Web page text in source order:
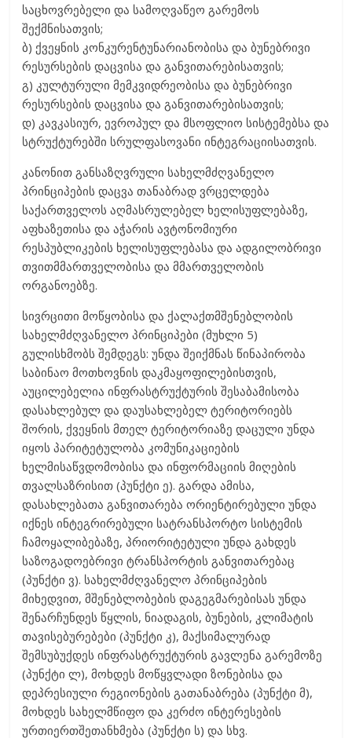
საცხოვრებელი და სამოღვაწეო გარემოს
შექმნისათვის;
ბ) ქვეყნის კონკურენტუნარიანობისა და ბუნებრივი
რესურსების დაცვისა და განვითარებისათვის;
გ) კულტურული მემკვიდრეობისა და ბუნებრივი
რესურსების დაცვისა და განვითარებისათვის;
დ) კავკასიურ, ევროპულ და მსოფლიო სისტემებსა და
სტრუქტურებში სრულფასოვანი ინტეგრაციისათვის.
კანონით განსაზღვრული სახელმძღვანელო
პრინციპების დაცვა თანაბრად ვრცელდება
საქართველოს აღმასრულებელ ხელისუფლებაზე,
აფხაზეთისა და აჭარის ავტონომიური
რესპუბლიკების ხელისუფლებასა და ადგილობრივი
თვითმმართველობისა და მმართველობის
ორგანოებზე.
სივრცითი მოწყობისა და ქალაქთმშენებლობის
სახელმძღვანელო პრინციპები (მუხლი 5)
გულისხმობს შემდეგს: უნდა შეიქმნას წინაპირობა
საბინაო მოთხოვნის დაკმაყოფილებისთვის,
აუცილებელია ინფრასტრუქტურის შესაბამისობა
დასახლებულ და დაუსახლებელ ტერიტორიებს
შორის, ქვეყნის მთელ ტერიტორიაზე დაცული უნდა
იყოს პარიტეტულობა კომუნიკაციების
ხელმისაწვდომობისა და ინფორმაციის მიღების
თვალსაზრისით (პუნქტი ე). გარდა ამისა,
დასახლებათა განვითარება ორიენტირებული უნდა
იქნეს ინტეგრირებული სატრანსპორტო სისტემის
ჩამოყალიბებაზე, პრიორიტეტული უნდა გახდეს
საზოგადოებრივი ტრანსპორტის განვითარებაც
(პუნქტი ვ). სახელმძღვანელო პრინციპების
მიხედვით, მშენებლობების დაგეგმარებისას უნდა
შენარჩუნდეს წყლის, ნიადაგის, ბუნების, კლიმატის
თავისებურებები (პუნქტი კ), მაქსიმალურად
შემსუბუქდეს ინფრასტრუქტურის გავლენა გარემოზე
(პუნქტი ლ), მოხდეს მოწყვლადი ზონებისა და
დეპრესიული რეგიონების გათანაბრება (პუნქტი მ),
მოხდეს სახელმწიფო და კერძო ინტერესების
ურთიერთშეთანხმება (პუნქტი ს) და სხვ.